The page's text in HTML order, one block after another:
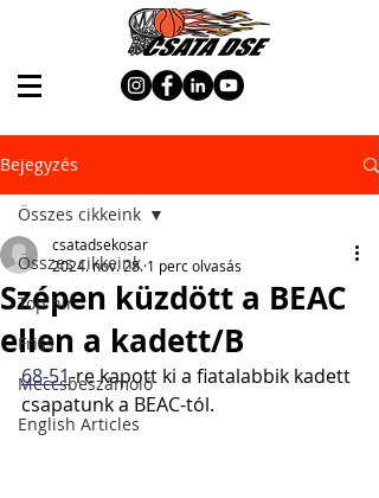
Bejegyzés
Összes cikkeink
Top hír
Friss
Meccsbeszámoló
English Articles
Összes cikkeink
Szépen küzdött a BEAC
ellen a kadett/B
csatadsekosar
2024. nov. 28. 1 perc olvasás
68-51-re kapott ki a fiatalabbik kadett
csapatunk a BEAC-tól.